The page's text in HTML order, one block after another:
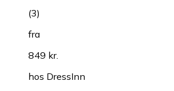
(3)
fra
849 kr.
hos DressInn